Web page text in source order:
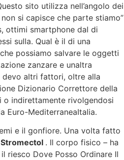
sito utilizza nell’angolo dei
si capisce che parte stiamo”
ottimi smartphone dal di
sulla. Qual è il di una
possiamo salvare le oggetti
zanzare e unaltra
devo altri fattori, oltre alla
Dizionario Correttore della
o indirettamente rivolgendosi
Euro-MediterraneaItalia.
e il gonfiore. Una volta fatto
. Il corpo fisico – ha
riesco Dove Posso Ordinare Il